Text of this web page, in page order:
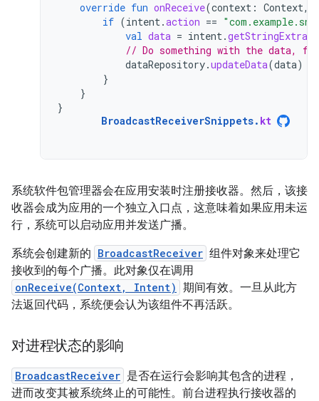
override fun onReceive(context : Context,
if (intent.action ==
val data = intent.getStringExtra
// Do something with the data,
dataRepository.updateData(data)
}
}
}
BroadcastReceiverSnippets. kt
系统软件包管理器会在应用安装时注册接收器。然后，该接
收器会成为应用的一个独立入口点，这意味着如果应用未运
行，系统可以启动应用并发送广播。
系统会创建新的 BroadcastReceiver 组件对象来处理它
接收到的每个广播。此对象仅在调用
onReceive(Context, Intent) 期间有效。一旦从此方
法返回代码，系统便会认为该组件不再活跃。
对进程状态的影响
BroadcastReceiver 是否在运行会影响其包含的进程，
进而改变其被系统终止的可能性。前台进程执行接收器的